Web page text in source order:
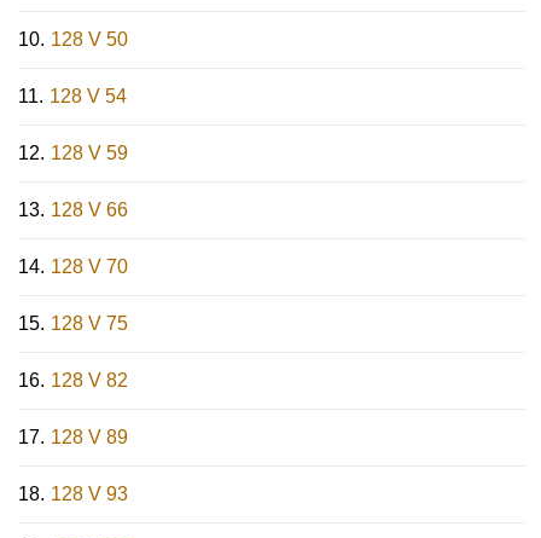
128 V 50
128 V 54
128 V 59
128 V 66
128 V 70
128 V 75
128 V 82
128 V 89
128 V 93